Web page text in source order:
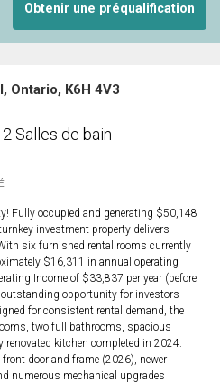
Obtenir une préqualification
Ontario, K6H 4V3
2 Salles de bain
Fully occupied and generating $50,148
investment property delivers
six furnished rental rooms currently
$16,311 in annual operating
Income of $33,837 per year (before
opportunity for investors
for consistent rental demand, the
two full bathrooms, spacious
kitchen completed in 2024.
door and frame (2026), newer
numerous mechanical upgrades